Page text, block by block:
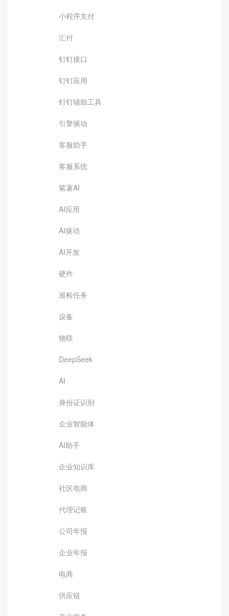
小程序支付
汇付
钉钉接口
钉钉应用
钉钉辅助工具
引擎驱动
客服助手
客服系统
紫薯AI
AI应用
AI驱动
AI开发
硬件
巡检任务
设备
物联
DeepSeek
AI
身份证识别
企业智能体
AI助手
企业知识库
社区电商
代理记账
公司年报
企业年报
电商
供应链